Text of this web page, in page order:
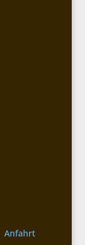
Anfahrt